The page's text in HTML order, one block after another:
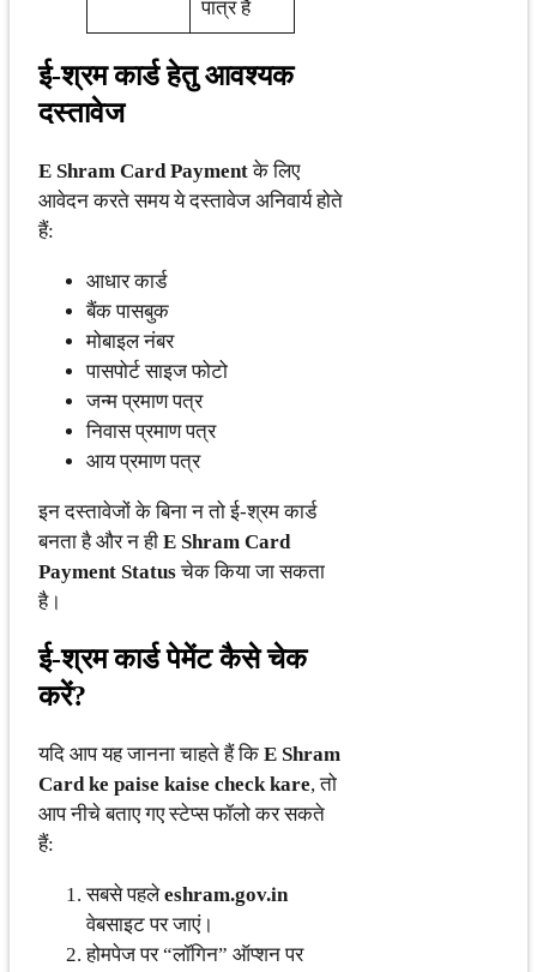
पात्र हैं
ई-श्रम कार्ड हेतु आवश्यक
दस्तावेज
E Shram Card Paymentके लिए
आवेदन करते समय ये दस्तावेज अनिवार्य होते
हैं:
आधार कार्ड
बैंक पासबुक
मोबाइल नंबर
पासपोर्ट साइज फोटो
जन्म प्रमाण पत्र
निवास प्रमाण पत्र
आय प्रमाण पत्र
इन दस्तावेजों के बिना न तो ई-श्रम कार्ड
बनता है और न ही E Shram Card
Payment Statusचेक किया जा सकता
है।
ई-श्रम कार्ड पेमेंट कैसे चेक
करें?
यदि आप यह जानना चाहते हैं कि E Shram
Card ke paise kaise check kare, तो
आप नीचे बताए गए स्टेप्स फॉलो कर सकते
हैं:
सबसे पहलेeshram.gov.in
वेबसाइट पर जाएं।
होमपेज पर “लॉगिन” ऑप्शन पर